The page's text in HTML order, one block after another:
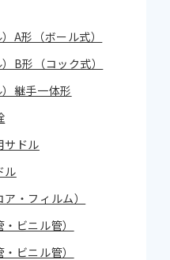
A形（ボール式）
B形（コック式）
継手一体形
サドル
ル
・フィルム）
ビニル管）
ビニル管）